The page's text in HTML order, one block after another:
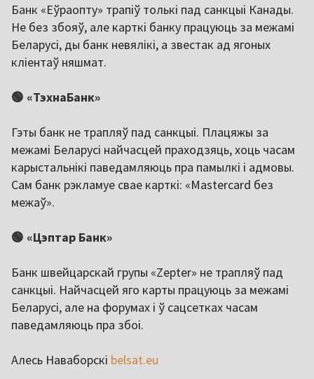
Банк «Еўраопту» трапіў толькі пад санкцыі Канады.
Не без збояў, але карткі банку працуюць за межамі
Беларусі, ды банк невялікі, а звестак ад ягоных
кліентаў няшмат.
🟢 «ТэхнаБанк»
Гэты банк не трапляў пад санкцыі. Плацяжы за
межамі Беларусі найчасцей праходзяць, хоць часам
карыстальнікі паведамляюць пра памылкі і адмовы.
Сам банк рэкламуе свае карткі: «Mastercard без
межаў».
🟢 «Цэптар Банк»
Банк швейцарскай групы «Zepter» не трапляў пад
санкцыі. Найчасцей яго карты працуюць за межамі
Беларусі, але на форумах і ў сацсетках часам
паведамляюць пра збоі.
Алесь Наваборскі belsat.eu